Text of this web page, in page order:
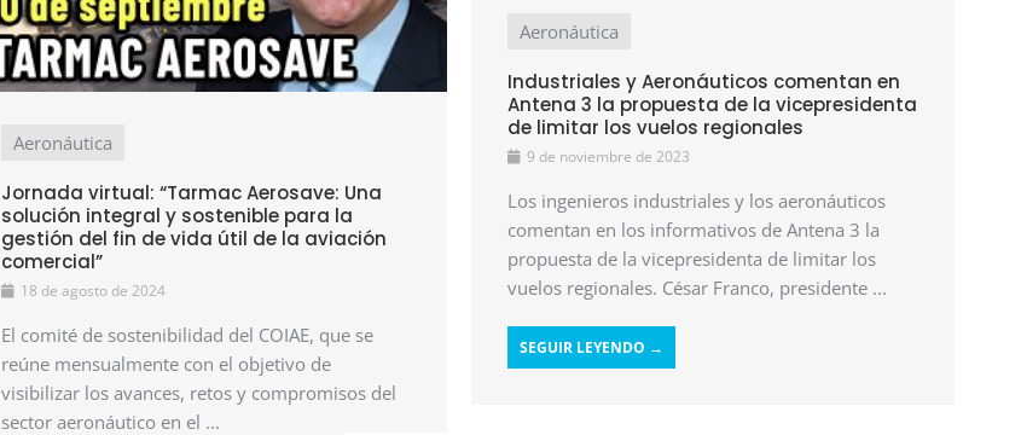
Aeronáutica
Jornada virtual: “Tarmac Aerosave: Una
solución integral y sostenible para la
gestión del fin de vida útil de la aviación
comercial”
18 de agosto de 2024
El comité de sostenibilidad del COIAE, que se
reúne mensualmente con el objetivo de
visibilizar los avances, retos y compromisos del
sector aeronáutico en el ...
Aeronáutica
Industriales y Aeronáuticos comentan en
Antena 3 la propuesta de la vicepresidenta
de limitar los vuelos regionales
9 de noviembre de 2023
Los ingenieros industriales y los aeronáuticos
comentan en los informativos de Antena 3 la
propuesta de la vicepresidenta de limitar los
vuelos regionales. César Franco, presidente ...
SEGUIR LEYENDO →